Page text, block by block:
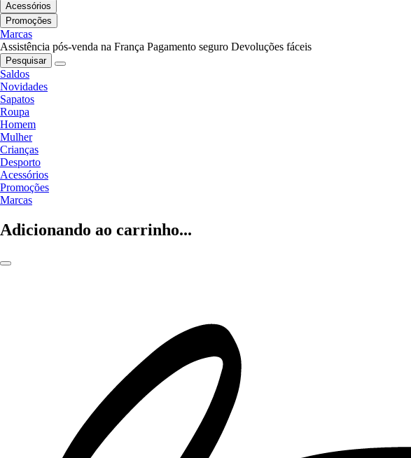
Acessórios
Promoções
Marcas
Assistência pós-venda na França Pagamento seguro Devoluções fáceis
Pesquisar
Saldos
Novidades
Sapatos
Roupa
Homem
Mulher
Crianças
Desporto
Acessórios
Promoções
Marcas
Adicionando ao carrinho...